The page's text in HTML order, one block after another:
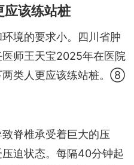
应该练站桩
境的要求小。四川省肿
师王天宝2025年在医院
两类人更应该练站桩。⑧
脊椎承受着巨大的压
迫状态。每隔40分钟起